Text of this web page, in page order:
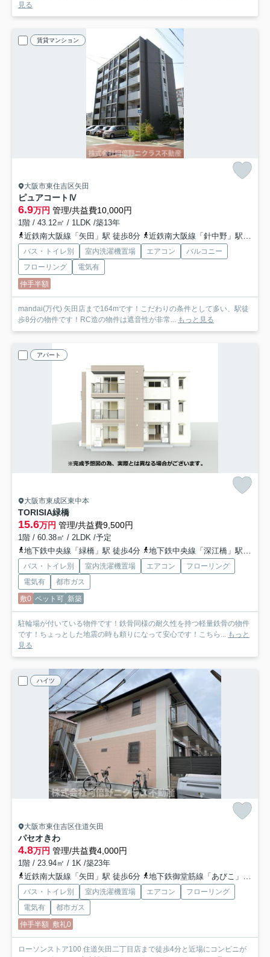
見る
賃貸マンション
大阪市東住吉区矢田
ピュアコートⅣ
6.9万円 管理/共益費10,000円
1階 / 43.12㎡ / 1LDK /築13年
近鉄南大阪線「矢田」駅 徒歩8分
近鉄南大阪線「針中野」駅 徒歩16分
バス・トイレ別 室内洗濯機置場 エアコン
バルコニー
フローリング
電気有
仲手半額
mandai(万代) 矢田店まで164mです！こだわりの条件として多い、駅徒
歩8分の物件です！RC造の物件は遮音性が非常... もっと見る
アパート
大阪市東成区東中本
TORISIA緑橋
15.6万円 管理/共益費9,500円
1階 / 60.38㎡ / 2LDK /予定
地下鉄中央線「緑橋」駅 徒歩4分
地下鉄中央線「深江橋」駅 徒歩13分
バス・トイレ別 室内洗濯機置場 エアコン
フローリング
電気有
都市ガス
敷0 ペット可 新築
駐輪場が付いている物件です！鉄骨同様の耐久性を持つ軽量鉄骨の物件
です！ちょっとした地震の時も頼りになって安心です！こちら... もっと
見る
ハイツ
大阪市東住吉区住道矢田
パセオきわ
4.8万円 管理/共益費4,000円
1階 / 23.94㎡ / 1K /築23年
近鉄南大阪線「矢田」駅 徒歩6分
地下鉄御堂筋線「あびこ」駅 徒歩30分
バス・トイレ別 室内洗濯機置場 エアコン
フローリング
電気有
都市ガス
仲手半額 敷礼0
ローソンストア100 住道矢田二丁目店まで徒歩4分と近場にコンビニが